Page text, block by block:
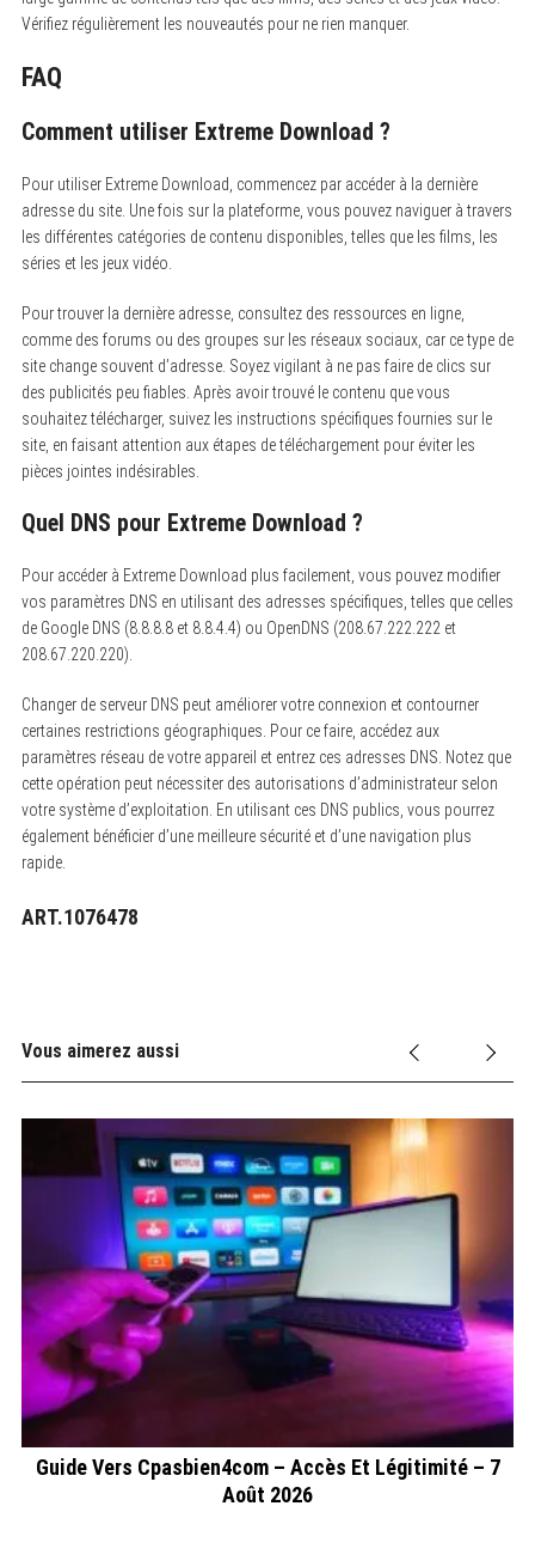
Vérifiez régulièrement les nouveautés pour ne rien manquer.
FAQ
Comment utiliser Extreme Download ?
Pour utiliser Extreme Download, commencez par accéder à la dernière
adresse du site. Une fois sur la plateforme, vous pouvez naviguer à travers
les différentes catégories de contenu disponibles, telles que les films, les
séries et les jeux vidéo.
Pour trouver la dernière adresse, consultez des ressources en ligne,
comme des forums ou des groupes sur les réseaux sociaux, car ce type de
site change souvent d’adresse. Soyez vigilant à ne pas faire de clics sur
des publicités peu fiables. Après avoir trouvé le contenu que vous
souhaitez télécharger, suivez les instructions spécifiques fournies sur le
site, en faisant attention aux étapes de téléchargement pour éviter les
pièces jointes indésirables.
Quel DNS pour Extreme Download ?
Pour accéder à Extreme Download plus facilement, vous pouvez modifier
vos paramètres DNS en utilisant des adresses spécifiques, telles que celles
de Google DNS (8.8.8.8 et 8.8.4.4) ou OpenDNS (208.67.222.222 et
208.67.220.220).
Changer de serveur DNS peut améliorer votre connexion et contourner
certaines restrictions géographiques. Pour ce faire, accédez aux
paramètres réseau de votre appareil et entrez ces adresses DNS. Notez que
cette opération peut nécessiter des autorisations d’administrateur selon
votre système d’exploitation. En utilisant ces DNS publics, vous pourrez
également bénéficier d’une meilleure sécurité et d’une navigation plus
rapide.
ART.1076478
Vous aimerez aussi
Guide Vers Cpasbien4com – Accès Et Légitimité – 7
Août 2026